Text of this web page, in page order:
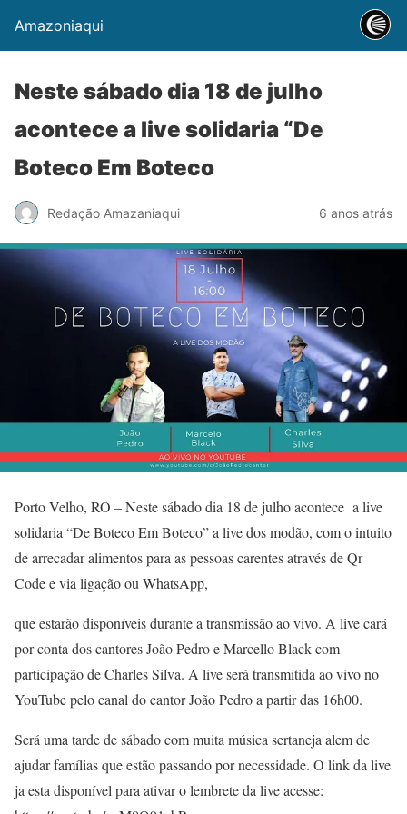
Amazoniaqui
Neste sábado dia 18 de julho
acontece a live solidaria “De
Boteco Em Boteco
Redação Amazaniaqui 6 anos atrás
Porto Velho, RO – Neste sábado dia 18 de julho acontece a live
solidaria “De Boteco Em Boteco” a live dos modão, com o intuito
de arrecadar alimentos para as pessoas carentes através de Qr
Code e via ligação ou WhatsApp,
que estarão disponíveis durante a transmissão ao vivo. A live cará
por conta dos cantores João Pedro e Marcello Black com
participação de Charles Silva. A live será transmitida ao vivo no
YouTube pelo canal do cantor João Pedro a partir das 16h00.
Será uma tarde de sábado com muita música sertaneja alem de
ajudar famílias que estão passando por necessidade. O link da live
ja esta disponível para ativar o lembrete da live acesse: